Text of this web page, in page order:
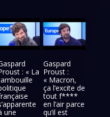
: « La
une
Gaspard
Proust :
« Macron,
ça l’excite de
tout f****
en l’air parce
qu’il est